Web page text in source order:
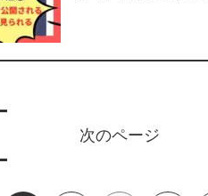
次のページ